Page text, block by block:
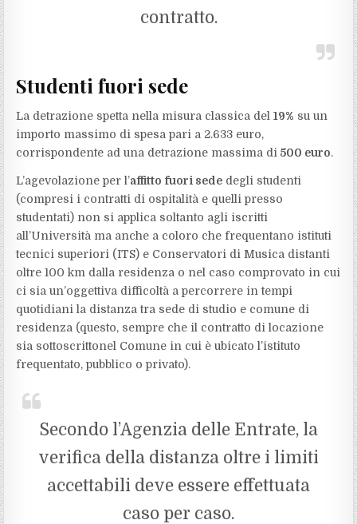
contratto.
Studenti fuori sede
La detrazione spetta nella misura classica del19% su un
importo massimo di spesa pari a 2.633 euro,
corrispondente ad una detrazione massima di 500 euro.
L’agevolazione per l’affitto fuori sede degli studenti
(compresi i contratti di ospitalità e quelli presso
studentati) non si applica soltanto agli iscritti
all’Università ma anche a coloro che frequentano istituti
tecnici superiori (ITS) e Conservatori di Musica distanti
oltre 100 km dalla residenza o nel caso comprovato in cui
ci sia un’oggettiva difficoltà a percorrere in tempi
quotidiani la distanza tra sede di studio e comune di
residenza (questo, sempre che il contratto di locazione
sia sottoscrittonel Comune in cui è ubicato l’istituto
frequentato, pubblico o privato).
Secondo l’Agenzia delle Entrate, la
verifica della distanza oltre i limiti
accettabili deve essere effettuata
caso per caso.